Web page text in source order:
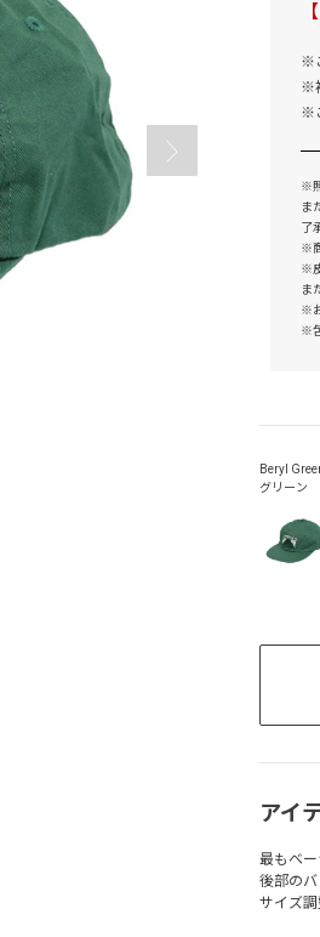
※
※
※
※
ま
了
※
※
ま
※
※
アイ
最もベ
後部のバ
サイズ調